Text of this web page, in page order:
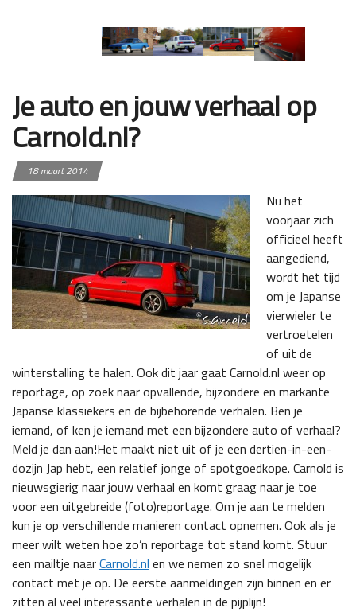
Je auto en jouw verhaal op
Carnold.nl?
18 maart 2014
Nu het
voorjaar zich
officieel heeft
aangediend,
wordt het tijd
om je Japanse
vierwieler te
vertroetelen
of uit de
winterstalling te halen. Ook dit jaar gaat Carnold.nl weer op
reportage, op zoek naar opvallende, bijzondere en markante
Japanse klassiekers en de bijbehorende verhalen. Ben je
iemand, of ken je iemand met een bijzondere auto of verhaal?
Meld je dan aan!Het maakt niet uit of je een dertien-in-een-
dozijn Jap hebt, een relatief jonge of spotgoedkope. Carnold is
nieuwsgierig naar jouw verhaal en komt graag naar je toe
voor een uitgebreide (foto)reportage. Om je aan te melden
kun je op verschillende manieren contact opnemen. Ook als je
meer wilt weten hoe zo’n reportage tot stand komt. Stuur
een mailtje naarCarnold.nl en we nemen zo snel mogelijk
contact met je op. De eerste aanmeldingen zijn binnen en er
zitten al veel interessante verhalen in de pijplijn!